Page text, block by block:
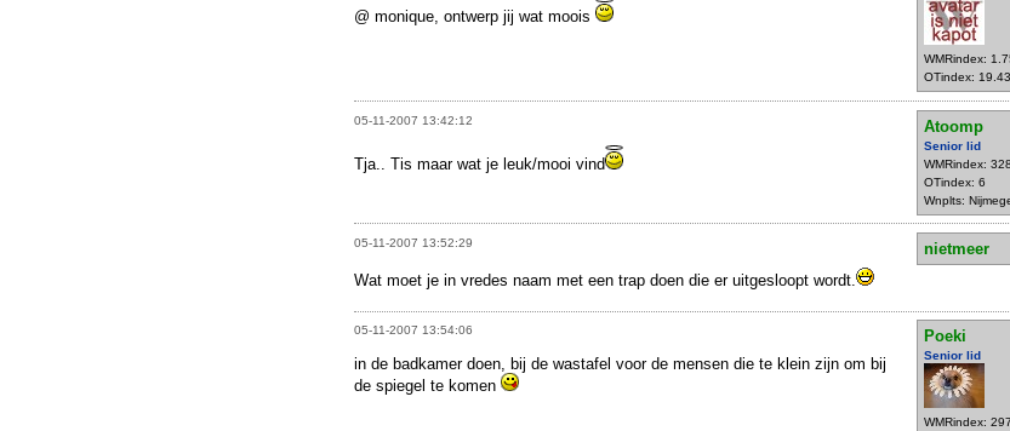
WMRindex:
OTindex:
@ monique, ontwerp jij wat moois
05-11-2007 13:42:12 Atoomp
Senior lid
WMRindex: 328
OTindex: 6
Wnplts:
Tja.. Tis maar wat je leuk/mooi vind
05-11-2007 13:52:29
nietmeer
Wat moet je in vredes naam met een trap doen die er uitgesloopt wordt.
05-11-2007 13:54:06 Poeki
Senior lid
WMRindex: 297
in de badkamer doen, bij de wastafel voor de mensen die te klein zijn om bij
de spiegel te komen